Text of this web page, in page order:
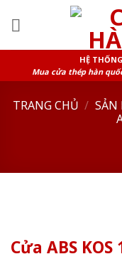
HỆ
Mua cửa thép hàn
TRANG CHỦ / SẢN
Cửa ABS KOS